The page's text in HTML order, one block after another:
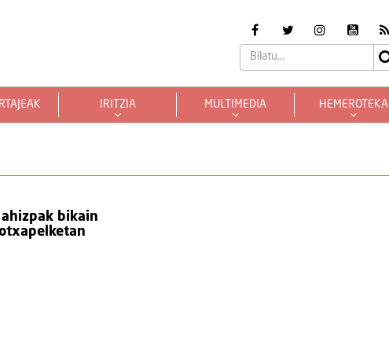
IRITZIA MULTIMEDIA HEMEROTEKA
bikain